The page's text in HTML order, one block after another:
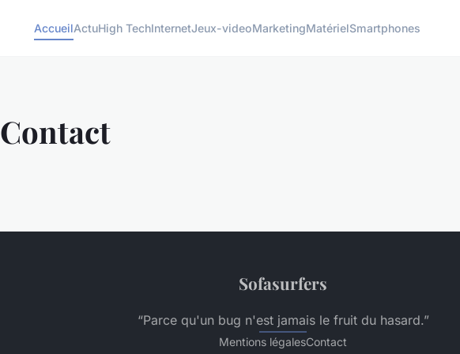
AccueilActuHigh TechInternetJeux-videoMarketingMatérielSmartphones
Contact
Sofasurfers
“Parce qu'un bug n'est jamais le fruit du hasard.”
Mentions légalesContact